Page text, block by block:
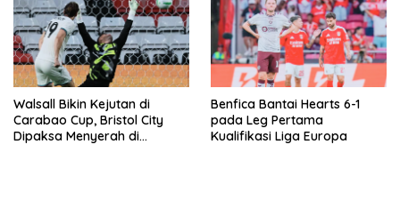
Walsall Bikin Kejutan di
Carabao Cup, Bristol City
Dipaksa Menyerah di
Benfica Bantai Hearts 6-1
pada Leg Pertama
Kualifikasi Liga Europa